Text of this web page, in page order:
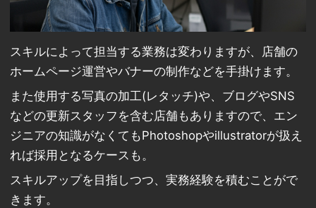
スキルによって担当する業務は変わりますが、店舗の
ホームページ運営やバナーの制作などを手掛けます。
また使用する写真の加工(レタッチ)や、ブログやSNS
などの更新スタッフを含む店舗もありますので、エン
ジニアの知識がなくてもPhotoshopやillustratorが扱え
れば採用となるケースも。
スキルアップを目指しつつ、実務経験を積むことがで
きます。